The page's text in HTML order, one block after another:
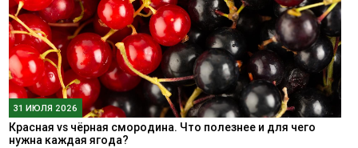
31 ИЮЛЯ 2026
Красная vs чёрная смородина. Что полезнее и для чего
нужна каждая ягода?